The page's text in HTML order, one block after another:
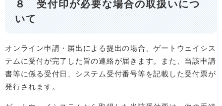
８ 受付印が必要な場合の取扱いにつ
いて
オンライン申請・届出による提出の場合、ゲートウェイシス
テムに受付が完了した旨の連絡が届きます。また、当該申請
書等に係る受付日、システム受付番号等を記載した受付票が
発行されます。